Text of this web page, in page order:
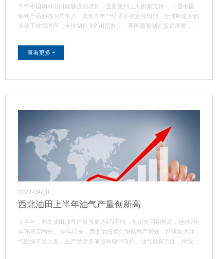
今年中国钢材出口能够强劲增长，主要受到三大因素支持： 一是中国
钢铁产品的强大竞争力。虽然今年**经济不确定性增加，全球制造业低
迷处于收缩区间（全球制造业PMI指数），美国频繁制造贸易摩擦，…
查看更多 +
2023-09-08
西北油田上半年油气产量创新高
上半年，西北油田油气产量当量达479万吨，创历史同期新高，连续7年
实现稳定增长。 今年以来，西北油田聚焦增储增产增效，持续加大油
气勘探开发力度，生产经营各项指标稳中向好。油气勘探方面，持续…